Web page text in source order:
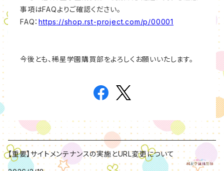
事項はFAQよりご確認ください。
FAQ：https://shop.rst-project.com/p/00001
今後とも、稀星学園購買部をよろしくお願いいたします。
【重要】サイトメンテナンスの実施とURL変更について